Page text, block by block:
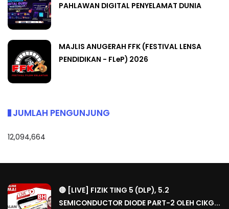
PAHLAWAN DIGITAL PENYELAMAT DUNIA
MAJLIS ANUGERAH FFK (FESTIVAL LENSA
PENDIDIKAN - FLeP) 2026
JUMLAH PENGUNJUNG
12,094,664
🔴 [LIVE] FIZIK TING 5 (DLP), 5.2
SEMICONDUCTOR DIODE PART-2 OLEH CIKG...